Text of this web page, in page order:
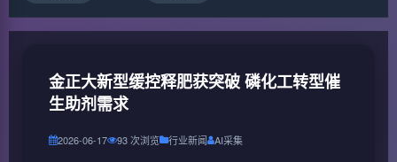
金正大新型缓控释肥获突破 磷化工转型催
生助剂需求
2026-06-17 93 次浏览 行业新闻 AI采集